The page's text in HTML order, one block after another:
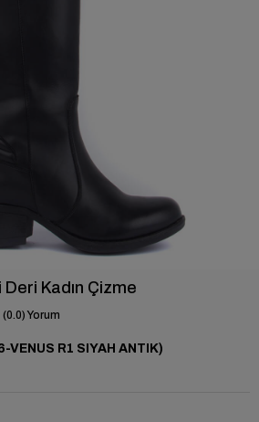
Kadın Çizme
0.0
VENUS R1 SIYAH ANTIK)